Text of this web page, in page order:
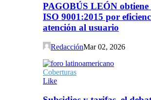
PAGOBÚS LEÓN obtiene
ISO 9001:2015 por
atención al usuario
RedacciónMar 02, 2026
Coberturas
Like